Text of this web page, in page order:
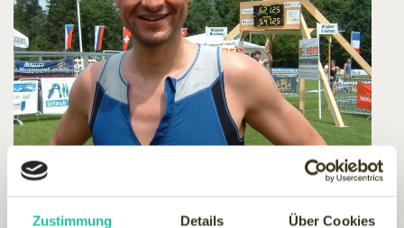
Zustimmung Details Über Cookies